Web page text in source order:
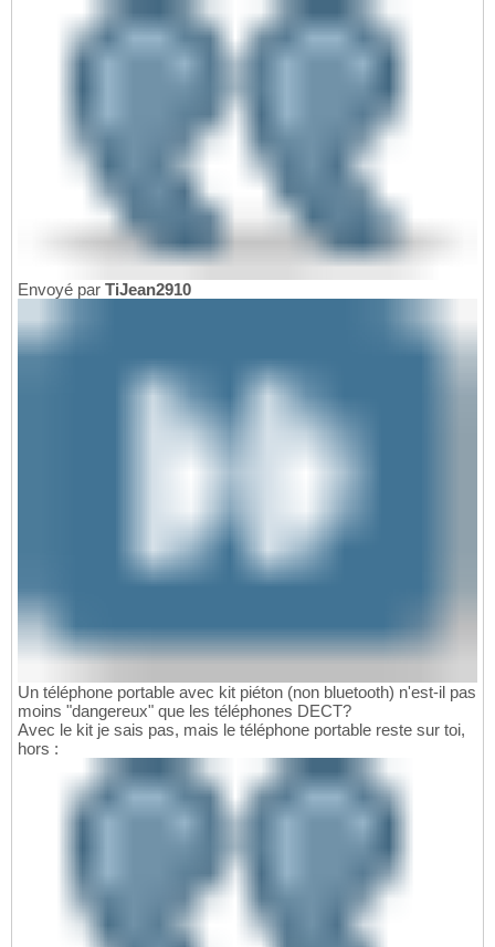
Envoyé par TiJean2910
Un téléphone portable avec kit piéton (non bluetooth) n'est-il pas
moins "dangereux" que les téléphones DECT?
Avec le kit je sais pas, mais le téléphone portable reste sur toi,
hors :